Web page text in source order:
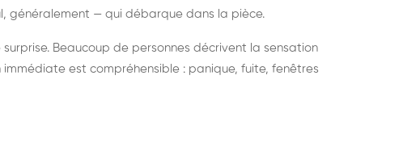
généralement — qui débarque dans la pièce.
Beaucoup de personnes décrivent la sensation
est compréhensible : panique, fuite, fenêtres